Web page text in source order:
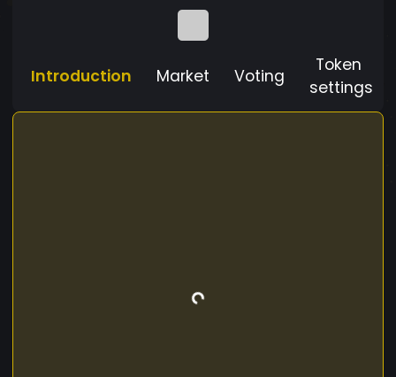
Introduction Market Voting
Token
settings